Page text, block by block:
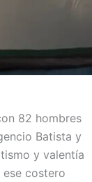
82 hombres
Batista y
y valentía
costero